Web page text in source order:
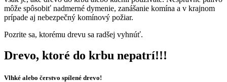
môže spôsobiť nadmerné dymenie, zanášanie komína a v krajnom
prípade aj nebezpečný komínový požiar.
Pozrite sa, ktorému drevu sa radšej vyhnúť.
Drevo, ktoré do krbu nepatrí!!!
Vlhké alebo čerstvo spílené drevo!